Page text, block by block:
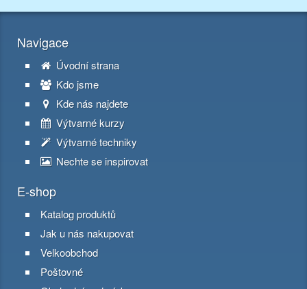
Navigace
Úvodní strana
Kdo jsme
Kde nás najdete
Výtvarné kurzy
Výtvarné techniky
Nechte se inspirovat
E-shop
Katalog produktů
Jak u nás nakupovat
Velkoobchod
Poštovné